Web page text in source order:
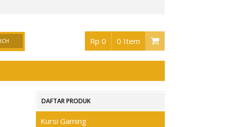
Rp 0 0 Item
DAFTAR PRODUK
Kursi Gaming